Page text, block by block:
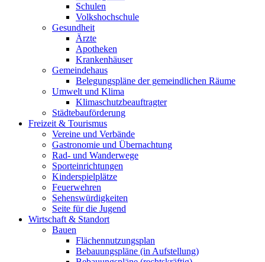
Schulen
Volkshochschule
Gesundheit
Ärzte
Apotheken
Krankenhäuser
Gemeindehaus
Belegungspläne der gemeindlichen Räume
Umwelt und Klima
Klimaschutzbeauftragter
Städtebauförderung
Freizeit & Tourismus
Vereine und Verbände
Gastronomie und Übernachtung
Rad- und Wanderwege
Sporteinrichtungen
Kinderspielplätze
Feuerwehren
Sehenswürdigkeiten
Seite für die Jugend
Wirtschaft & Standort
Bauen
Flächennutzungsplan
Bebauungspläne (in Aufstellung)